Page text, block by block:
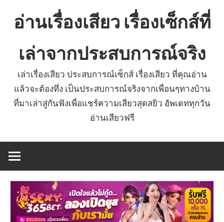
อ่านเรื่องเสียว เรื่องเซ็กส์ที่
เล่าจากประสบการณ์จริง
เล่าเรื่องเสียว ประสบการณ์เซ็กส์ เรื่องเสียว ที่คุณอ่าน
แล้วจะต้องทึ่ง เป็นประสบการณ์จริงจากเพื่อนๆทางบ้าน
ที่มาเล่าสู่กันฟังเพื่อแชร์ความเสียวสุดสยิว อัพเดททุกวัน
อ่านเสียวฟรี